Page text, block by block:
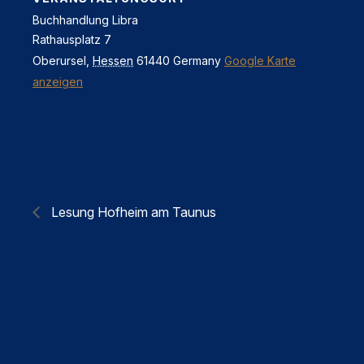
Buchhandlung Libra
Rathausplatz 7
Oberursel Hessen 61440 Germany Google Karte
anzeigen
Lesung Hofheim am Taunus